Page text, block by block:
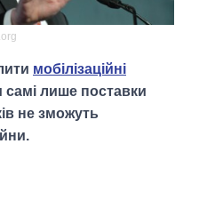
мобілізаційні
самі лише поставки
не зможуть